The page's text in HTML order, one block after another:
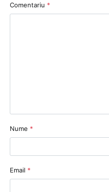
Comentariu *
Nume *
Email *